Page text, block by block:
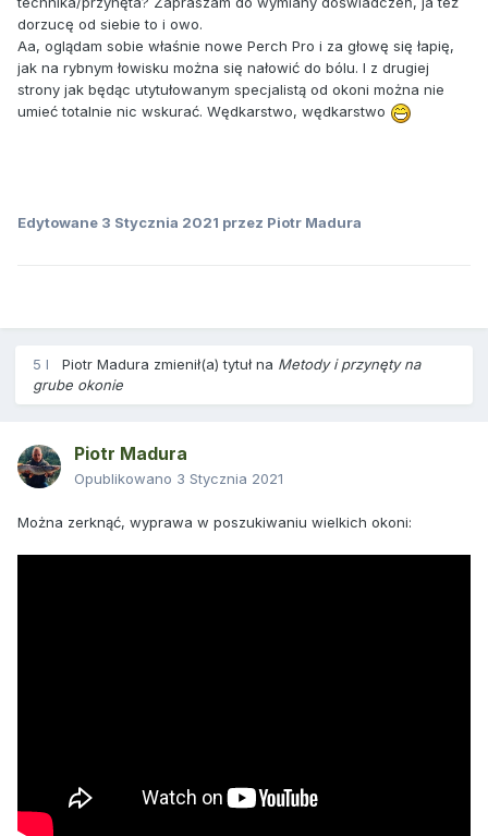
dorzucę od siebie to i owo.
Aa, oglądam sobie właśnie nowe Perch Pro i za głowę się łapię,
jak na rybnym łowisku można się nałowić do bólu. I z drugiej
strony jak będąc utytułowanym specjalistą od okoni można nie
umieć totalnie nic wskurać. Wędkarstwo, wędkarstwo
Edytowane 3 Stycznia 2021 przez Piotr Madura
5 l Piotr Madura zmienił(a) tytuł na Metody i przynęty na
grube okonie
Piotr Madura
Opublikowano 3 Stycznia 2021
Można zerknąć, wyprawa w poszukiwaniu wielkich okoni: